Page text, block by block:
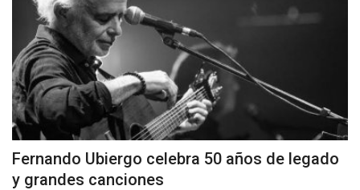
Fernando Ubiergo celebra 50 años de legado
y grandes canciones